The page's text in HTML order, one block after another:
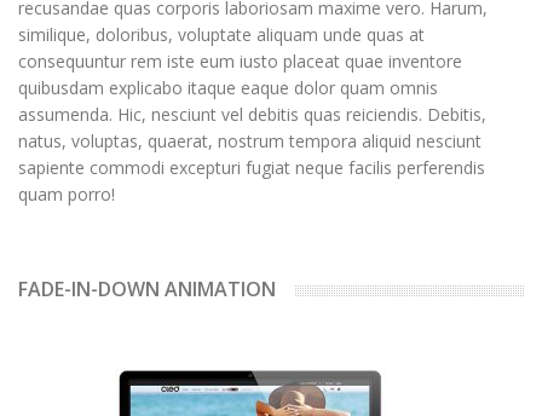
recusandae quas corporis laboriosam maxime vero. Harum,
similique, doloribus, voluptate aliquam unde quas at
consequuntur rem iste eum iusto placeat quae inventore
quibusdam explicabo itaque eaque dolor quam omnis
assumenda. Hic, nesciunt vel debitis quas reiciendis. Debitis,
natus, voluptas, quaerat, nostrum tempora aliquid nesciunt
sapiente commodi excepturi fugiat neque facilis perferendis
quam porro!
FADE-IN-DOWN ANIMATION